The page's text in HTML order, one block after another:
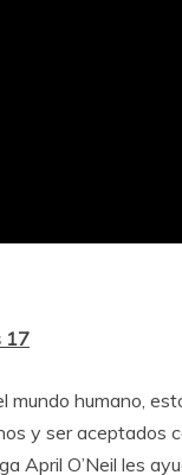
17
humano,
y ser aceptados
April O’Neil les